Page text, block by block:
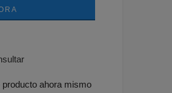
ahora mismo